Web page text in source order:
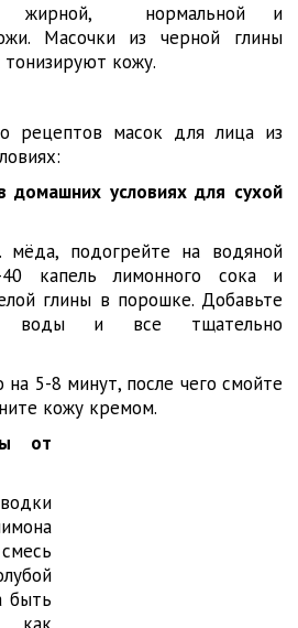
жирной, нормальной и
Масочки из черной глины
кожу.
рецептов масок для лица из
домашних условиях для сухой
мёда, подогрейте на водяной
капель лимонного сока и
глины в порошке. Добавьте
воды и все тщательно
на 5-8 минут, после чего смойте
кожу кремом.
от
быть